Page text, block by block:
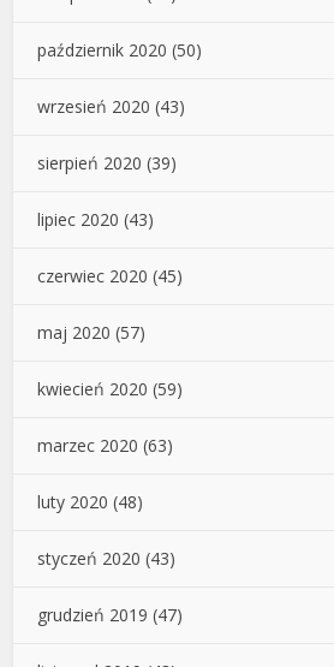
październik 2020 (50)
wrzesień 2020 (43)
sierpień 2020 (39)
lipiec 2020 (43)
czerwiec 2020 (45)
maj 2020 (57)
kwiecień 2020 (59)
marzec 2020 (63)
luty 2020 (48)
styczeń 2020 (43)
grudzień 2019 (47)